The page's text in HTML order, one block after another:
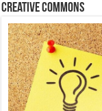
Creative Commons